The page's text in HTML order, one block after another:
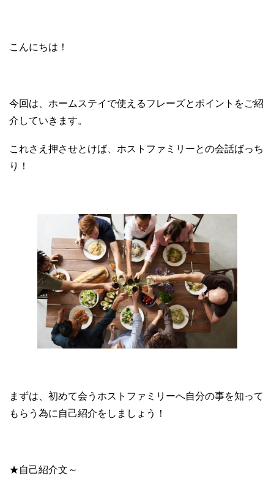
e
o
k
er
こんにちは！
今回は、ホームステイで使えるフレーズとポイントをご紹
介していきます。
これさえ押させとけば、ホストファミリーとの会話ばっち
り！
まずは、初めて会うホストファミリーへ自分の事を知って
もらう為に自己紹介をしましょう！
★自己紹介文～